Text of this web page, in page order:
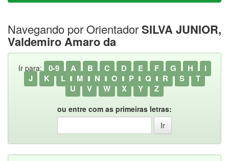
Navegando por OrientadorSILVA JUNIOR,
Valdemiro Amaro da
Ir para: 0-9 A B C D E F G H
I
J
K L M N O P Q R S
T
U
V W X Y Z
ou entre com as primeiras letras: